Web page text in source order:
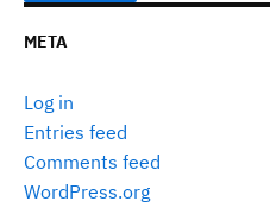
META
Log in
Entries feed
Comments feed
WordPress.org